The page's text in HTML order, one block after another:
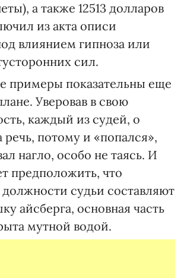
а также 12513 долларов
из акта описи
влиянием гипноза или
сил.
примеры показательны еще
Уверовав в свою
каждый из судей, о
потому и «попался»,
нагло, особо не таясь. И
предположить, что
судьи составляют
айсберга, основная часть
мутной водой.